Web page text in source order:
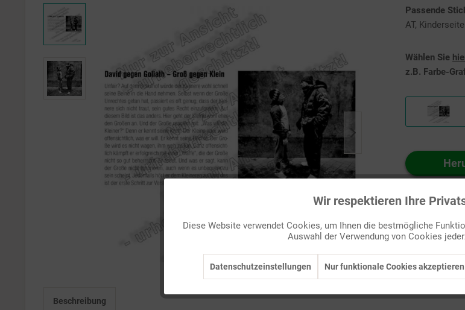
Passende
AT, Kinderseite
Wählen Sie
z.B. Farbe-
Beschreibung
Wir respektieren Ihre
Diese Website verwendet Cookies, um Ihnen die bestmögliche
Auswahl der Verwendung von Cookies
Datenschutzeinstellungen Nur funktionale Cookies akzeptieren